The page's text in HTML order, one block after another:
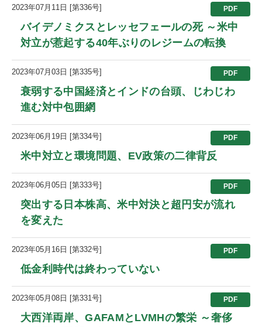
PDF
2023年07月11日 [第336号]
バイデノミクスとレッセフェールの死 ～米中
対立が惹起する40年ぶりのレジームの転換
PDF
2023年07月03日 [第335号]
衰弱する中国経済とインドの台頭、じわじわ
進む対中包囲網
PDF
2023年06月19日 [第334号]
米中対立と環境問題、EV政策の二律背反
PDF
2023年06月05日 [第333号]
突出する日本株高、米中対決と超円安が流れ
を変えた
PDF
2023年05月16日 [第332号]
低金利時代は終わっていない
PDF
2023年05月08日 [第331号]
大西洋両岸、GAFAMとLVMHの繁栄 ～奢侈